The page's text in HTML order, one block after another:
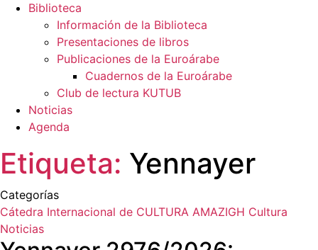
Biblioteca
Información de la Biblioteca
Presentaciones de libros
Publicaciones de la Euroárabe
Cuadernos de la Euroárabe
Club de lectura KUTUB
Noticias
Agenda
Etiqueta: Yennayer
Categorías
Cátedra Internacional de CULTURA AMAZIGH Cultura
Noticias